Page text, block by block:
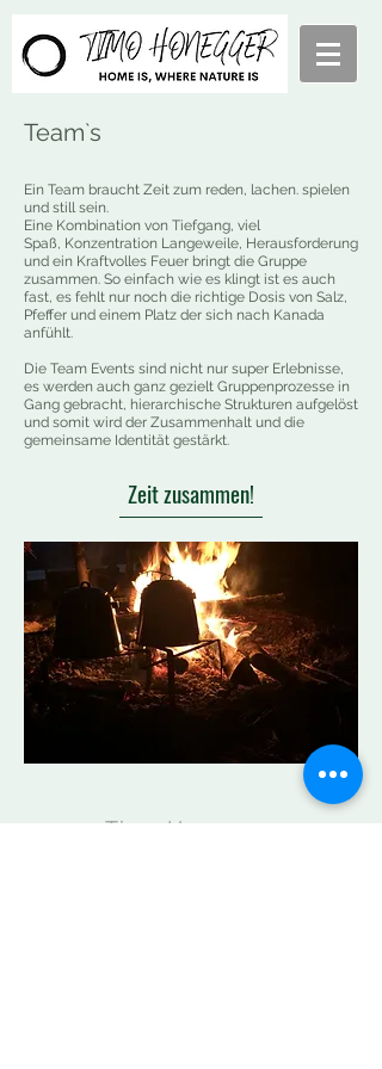
Team`s
Ein Team braucht Zeit zum reden, lachen. spielen
und still sein.
Eine Kombination von Tiefgang, viel
Spaß, Konzentration Langeweile, Herausforderung
und ein Kraftvolles Feuer bringt die Gruppe
zusammen. So einfach wie es klingt ist es auch
fast, es fehlt nur noch die richtige Dosis von Salz,
Pfeffer und einem Platz der sich nach Kanada
anfühlt.
Die Team Events sind nicht nur super Erlebnisse,
es werden auch ganz gezielt Gruppenprozesse in
Gang gebracht, hierarchische Strukturen aufgelöst
und somit wird der Zusammenhalt und die
gemeinsame Identität gestärkt.
Zeit zusammen!
Timo Honegger